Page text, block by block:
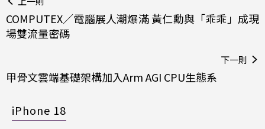
COMPUTEX／電腦展人潮爆滿 黃仁勳與「乖乖」成現
場雙流量密碼
下一則
甲骨文雲端基礎架構加入Arm AGI CPU生態系
iPhone 18